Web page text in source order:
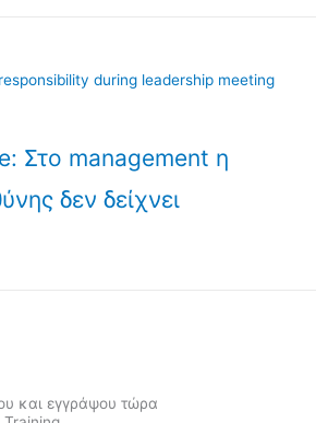
Στο management η
δεν δείχνει
και εγγράψου τώρα